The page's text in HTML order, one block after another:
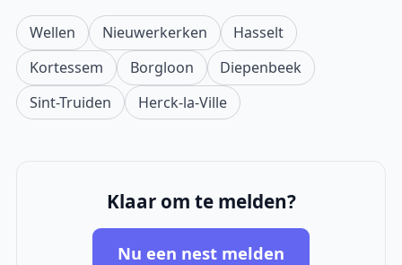
Wellen Nieuwerkerken
Hasselt
Kortessem
Borgloon
Diepenbeek
Sint-Truiden
Herck-la-Ville
Klaar om te melden?
Nu een nest melden